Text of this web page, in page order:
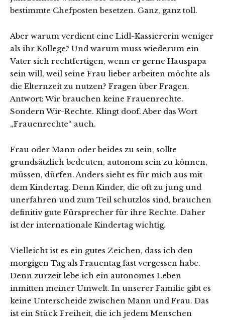
bestimmte Chefposten besetzen. Ganz, ganz toll.
Aber warum verdient eine Lidl-Kassiererin weniger
als ihr Kollege? Und warum muss wiederum ein
Vater sich rechtfertigen, wenn er gerne Hauspapa
sein will, weil seine Frau lieber arbeiten möchte als
die Elternzeit zu nutzen? Fragen über Fragen.
Antwort: Wir brauchen keine Frauenrechte.
Sondern Wir-Rechte. Klingt doof. Aber das Wort
„Frauenrechte“ auch.
Frau oder Mann oder beides zu sein, sollte
grundsätzlich bedeuten, autonom sein zu können,
müssen, dürfen. Anders sieht es für mich aus mit
dem Kindertag. Denn Kinder, die oft zu jung und
unerfahren und zum Teil schutzlos sind, brauchen
definitiv gute Fürsprecher für ihre Rechte. Daher
ist der internationale Kindertag wichtig.
Vielleicht ist es ein gutes Zeichen, dass ich den
morgigen Tag als Frauentag fast vergessen habe.
Denn zurzeit lebe ich ein autonomes Leben
inmitten meiner Umwelt. In unserer Familie gibt es
keine Unterscheide zwischen Mann und Frau. Das
ist ein Stück Freiheit, die ich jedem Menschen